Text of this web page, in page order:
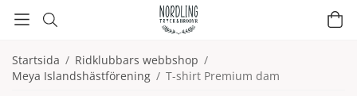
Startsida / Ridklubbars webbshop /
Meya Islandshästförening / T-shirt Premium dam